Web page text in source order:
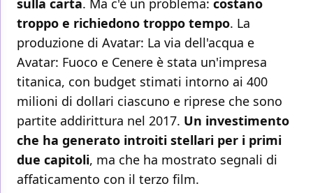
sulla carta. Ma c'è un problema: costano
troppo e richiedono troppo tempo. La
produzione di Avatar: La via dell'acqua e
Avatar: Fuoco e Cenere è stata un'impresa
titanica, con budget stimati intorno ai 400
milioni di dollari ciascuno e riprese che sono
partite addirittura nel 2017. Un investimento
che ha generato introiti stellari per i primi
due capitoli, ma che ha mostrato segnali di
affaticamento con il terzo film.